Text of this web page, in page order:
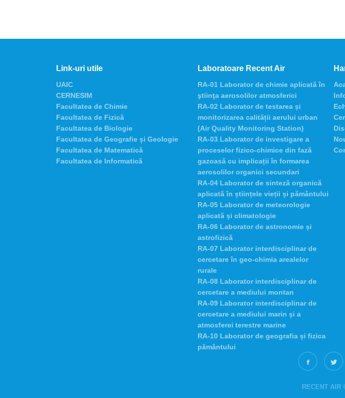
Link-uri utile
UAIC
CERNESIM
Facultatea de Chimie
Facultatea de Fizică
Facultatea de Biologie
Facultatea de Geografie și Geologie
Facultatea de Matematică
Facultatea de Informatică
Laboratoare Recent Air
RA-01 Laborator de chimie aplicată în
ştiinţa aerosolilor atmosferici
RA-02 Laborator de testarea și
monitorizarea calității aerului urban
(Air Quality Monitoring Station)
RA-03 Laborator de investigare a
proceselor fizico-chimice din fază
gazoasă cu implicații în formarea
aerosolilor organici secundari
RA-04 Laborator de sinteză organică
aplicată în științele vieții și pământului
RA-05 Laborator de meteorologie
aplicată și climatologie
RA-06 Laborator de astronomie și
astrofizică
RA-07 Laborator interdisciplinar de
cercetare în geo-chimia arealelor
rurale
RA-08 Laborator interdisciplinar de
cercetare a mediului montan
RA-09 Laborator interdisciplinar de
cercetare a mediului marin și a
atmosferei terestre marine
RA-10 Laborator de geografia și fizica
pământului
RECENT